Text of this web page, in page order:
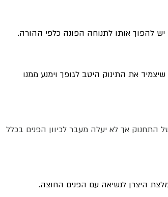
יש להפוך אותו לתנוחה הפונה כלפי ההורה.
את התינוק היטב לגופך וימנע ממנו
אך לא יעלה מעבר לכיוון הפנים בכלל
היצרן לנשיאה עם הפנים החוצה.